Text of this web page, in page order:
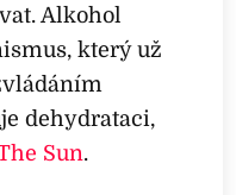
Alkohol
který už
dehydrataci,
Sun.